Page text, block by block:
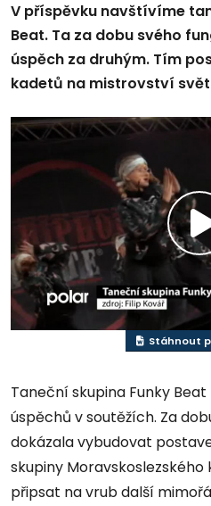
V příspěvku navštívíme
Beat. Ta za dobu svého
úspěch za druhým. Tím
kadetů na mistrovství
Stáhnout
Taneční skupina Funky
úspěchů v soutěžích. Za
dokázala vybudovat
skupiny Moravskoslezského
připsat na vrub další